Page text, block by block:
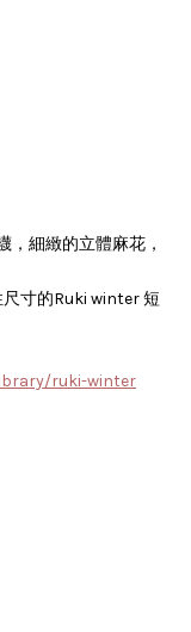
，細緻的立體麻花，
尺寸的Ruki winter 短
ruki-winter